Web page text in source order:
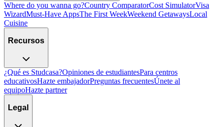
Where do you wanna go?Country ComparatorCost SimulatorVisa
WizardMust-Have AppsThe First WeekWeekend GetawaysLocal
Cuisine
Recursos
¿Qué es Studcasa?Opiniones de estudiantesPara centros
educativosHazte embajadorPreguntas frecuentesÚnete al
equipoHazte partner
Legal